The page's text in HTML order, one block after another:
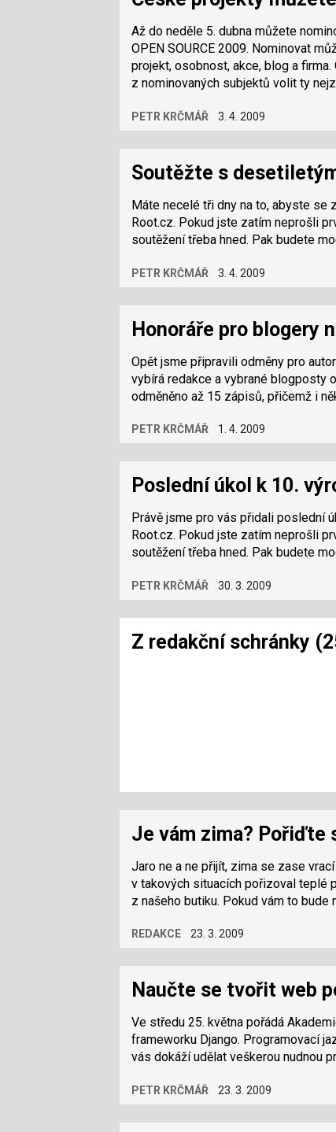
Až do neděle 5. dubna můžete
OPEN SOURCE 2009. Nominovat
projekt, osobnost, akce, blog a
z nominovaných subjektů volit ty
PETR KRČMÁŘ 3. 4. 2009
Soutěžte s
Máte necelé tři dny na to, abyste
Root.cz. Pokud jste zatím neprošli
soutěžení třeba hned. Pak budete
PETR KRČMÁŘ 3. 4. 2009
Honoráře pro blogery
Opět jsme připravili odměny pro
vybírá redakce a vybrané blogposty
PETR KRČMÁŘ 1. 4. 2009
Poslední úkol k 10.
Právě jsme pro vás přidali poslední
Root.cz. Pokud jste zatím neprošli
soutěžení třeba hned. Pak budete
PETR KRČMÁŘ 30. 3. 2009
Z redakční schránky
Je vám zima?
Jaro ne a ne přijít, zima se zase
v takových situacích pořizoval teplé
z našeho butiku. Pokud vám to
REDAKCE 23. 3. 2009
Naučte se tvořit web
Ve středu 25. května pořádá
frameworku Django. Programovací
vás dokáží udělat veškerou nudnou
PETR KRČMÁŘ 23. 3. 2009